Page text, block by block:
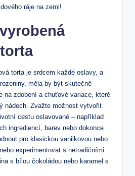
ráje na zemi!
torta je srdcem každé oslavy, a
měla by být skutečně
na zdobení a chuťové variace, které
nádech. Zvažte možnost vytvořit
cestu oslavované – například
ingrediencí, barev nebo dokonce
pro klasickou vanilkovou nebo
experimentovat s netradičními
s bílou čokoládou nebo karamel s